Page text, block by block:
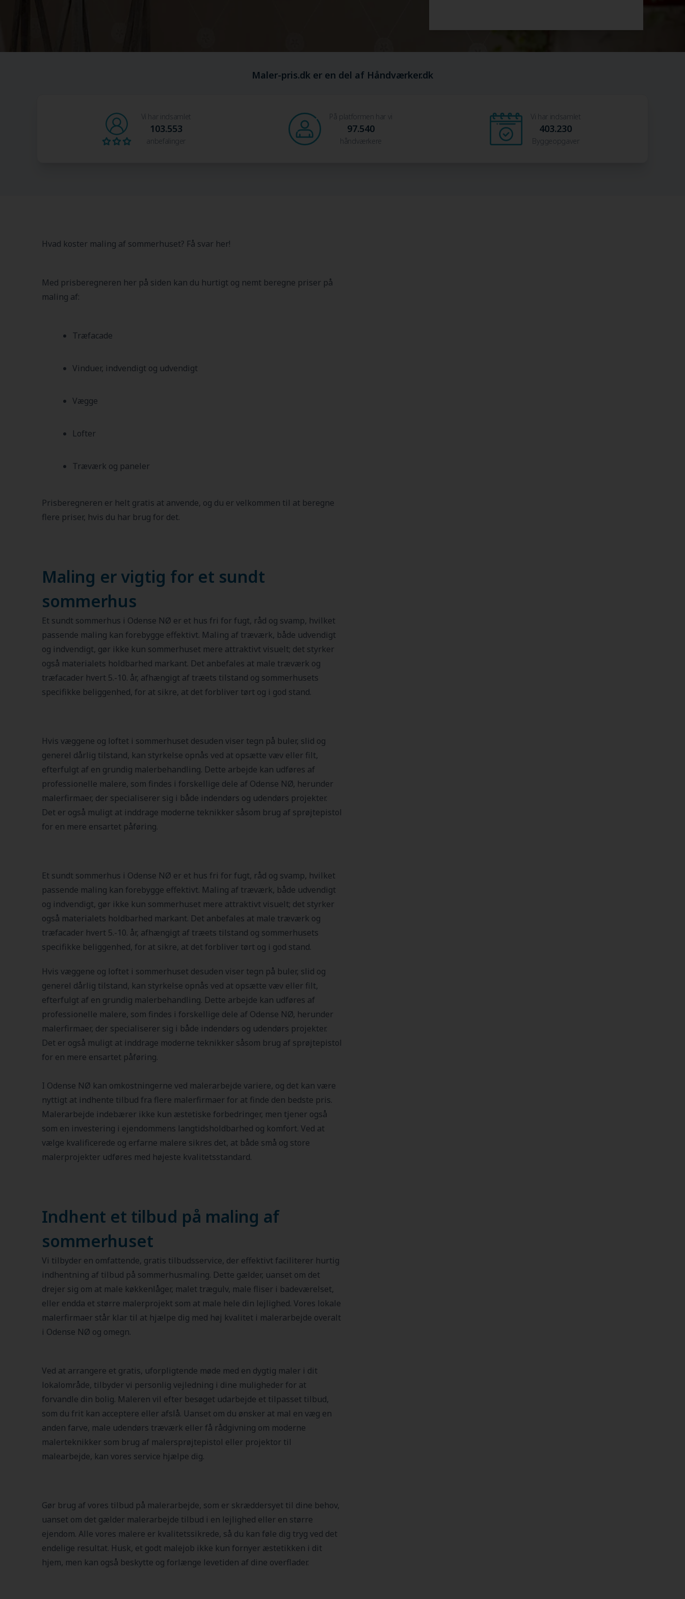
Maler-pris.dk er en del af Håndværker.dk
Vi har indsamlet
103.553
anbefalinger
På platformen har vi
97.540
håndværkere
Vi har indsamlet
403.230
Byggeopgaver
Hvad koster maling af sommerhuset? Få svar her!
Med prisberegneren her på siden kan du hurtigt og nemt beregne priser på
maling af:
Træfacade
Vinduer, indvendigt og udvendigt
Vægge
Lofter
Træværk og paneler
Prisberegneren er helt gratis at anvende, og du er velkommen til at beregne
flere priser, hvis du har brug for det.
Maling er vigtig for et sundt
sommerhus
Et sundt sommerhus i Odense NØ er et hus fri for fugt, råd og svamp, hvilket
passende maling kan forebygge effektivt. Maling af træværk, både udvendigt
og indvendigt, gør ikke kun sommerhuset mere attraktivt visuelt; det styrker
også materialets holdbarhed markant. Det anbefales at male træværk og
træfacader hvert 5.-10. år, afhængigt af træets tilstand og sommerhusets
specifikke beliggenhed, for at sikre, at det forbliver tørt og i god stand.
Hvis væggene og loftet i sommerhuset desuden viser tegn på buler, slid og
generel dårlig tilstand, kan styrkelse opnås ved at opsætte væv eller filt,
efterfulgt af en grundig malerbehandling. Dette arbejde kan udføres af
professionelle malere, som findes i forskellige dele af Odense NØ, herunder
malerfirmaer, der specialiserer sig i både indendørs og udendørs projekter.
Det er også muligt at inddrage moderne teknikker såsom brug af sprøjtepistol
for en mere ensartet påføring.
Et sundt sommerhus i Odense NØ er et hus fri for fugt, råd og svamp, hvilket
passende maling kan forebygge effektivt. Maling af træværk, både udvendigt
og indvendigt, gør ikke kun sommerhuset mere attraktivt visuelt; det styrker
også materialets holdbarhed markant. Det anbefales at male træværk og
træfacader hvert 5.-10. år, afhængigt af træets tilstand og sommerhusets
specifikke beliggenhed, for at sikre, at det forbliver tørt og i god stand.
Hvis væggene og loftet i sommerhuset desuden viser tegn på buler, slid og
generel dårlig tilstand, kan styrkelse opnås ved at opsætte væv eller filt,
efterfulgt af en grundig malerbehandling. Dette arbejde kan udføres af
professionelle malere, som findes i forskellige dele af Odense NØ, herunder
malerfirmaer, der specialiserer sig i både indendørs og udendørs projekter.
Det er også muligt at inddrage moderne teknikker såsom brug af sprøjtepistol
for en mere ensartet påføring.
I Odense NØ kan omkostningerne ved malerarbejde variere, og det kan være
nyttigt at indhente tilbud fra flere malerfirmaer for at finde den bedste pris.
Malerarbejde indebærer ikke kun æstetiske forbedringer, men tjener også
som en investering i ejendommens langtidsholdbarhed og komfort. Ved at
vælge kvalificerede og erfarne malere sikres det, at både små og store
malerprojekter udføres med højeste kvalitetsstandard.
Indhent et tilbud på maling af
sommerhuset
Vi tilbyder en omfattende, gratis tilbudsservice, der effektivt faciliterer hurtig
indhentning af tilbud på sommerhusmaling. Dette gælder, uanset om det
drejer sig om at male køkkenlåger, malet trægulv, male fliser i badeværelset,
eller endda et større malerprojekt som at male hele din lejlighed. Vores lokale
malerfirmaer står klar til at hjælpe dig med høj kvalitet i malerarbejde overalt
i Odense NØ og omegn.
Ved at arrangere et gratis, uforpligtende møde med en dygtig maler i dit
lokalområde, tilbyder vi personlig vejledning i dine muligheder for at
forvandle din bolig. Maleren vil efter besøget udarbejde et tilpasset tilbud,
som du frit kan acceptere eller afslå. Uanset om du ønsker at mal en væg en
anden farve, male udendørs træværk eller få rådgivning om moderne
malerteknikker som brug af malersprøjtepistol eller projektor til
malearbejde, kan vores service hjælpe dig.
Gør brug af vores tilbud på malerarbejde, som er skræddersyet til dine behov,
uanset om det gælder malerarbejde tilbud i en lejlighed eller en større
ejendom. Alle vores malere er kvalitetssikrede, så du kan føle dig tryg ved det
endelige resultat. Husk, et godt malejob ikke kun fornyer æstetikken i dit
hjem, men kan også beskytte og forlænge levetiden af dine overflader.